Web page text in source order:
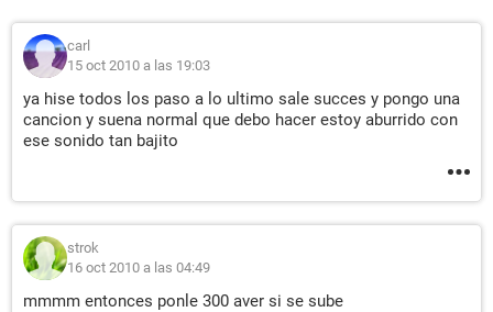
carl
15 oct 2010 a las 19:03
ya hise todos los paso a lo ultimo sale succes y pongo una
cancion y suena normal que debo hacer estoy aburrido con
ese sonido tan bajito
strok
16 oct 2010 a las 04:49
mmmm entonces ponle 300 aver si se sube